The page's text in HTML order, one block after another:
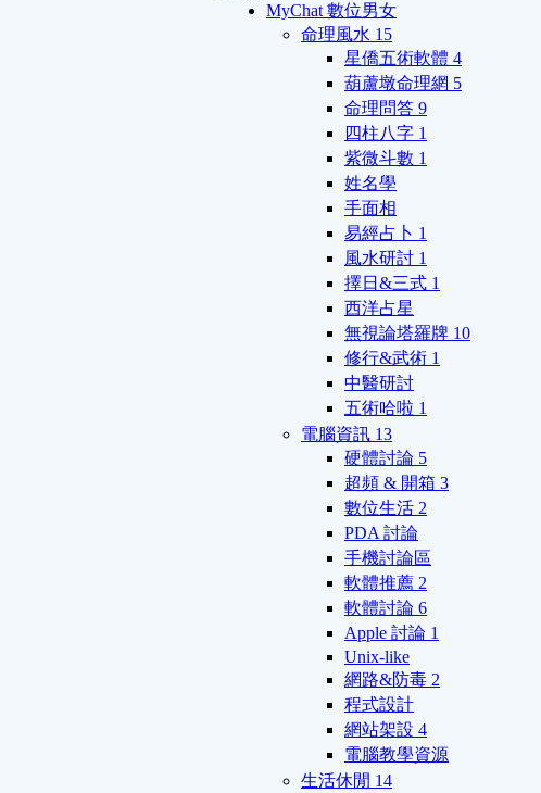
MyChat 數位男女
命理風水 15
星僑五術軟體 4
葫蘆墩命理網 5
命理問答 9
四柱八字 1
紫微斗數 1
姓名學
手面相
易經占卜 1
風水研討 1
擇日&三式 1
西洋占星
無視論塔羅牌 10
修行&武術 1
中醫研討
五術哈啦 1
電腦資訊 13
硬體討論 5
超頻 & 開箱 3
數位生活 2
PDA 討論
手機討論區
軟體推薦 2
軟體討論 6
Apple 討論 1
Unix-like
網路&防毒 2
程式設計
網站架設 4
電腦教學資源
生活休閒 14